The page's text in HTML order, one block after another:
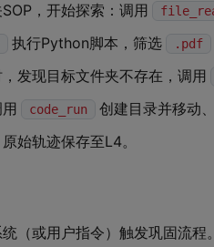
，开始探索：调用
执行Python脚本，筛选 .pdf
发现目标文件夹不存在，调用
code_run
创建目录并移动
始轨迹保存至L4。
（或用户指令）触发巩固流程